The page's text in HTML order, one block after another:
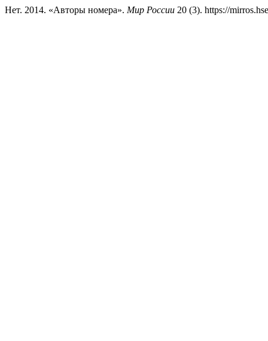
Нет. 2014. «Авторы номера». Мир России 20 (3). https://